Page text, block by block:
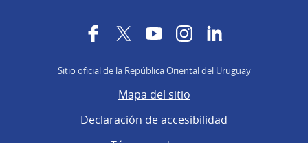
FacebookTwitterYouTubeInstagram
Sitio oficial de la República Oriental del Uruguay
Mapa del sitio
Declaración de accesibilidad